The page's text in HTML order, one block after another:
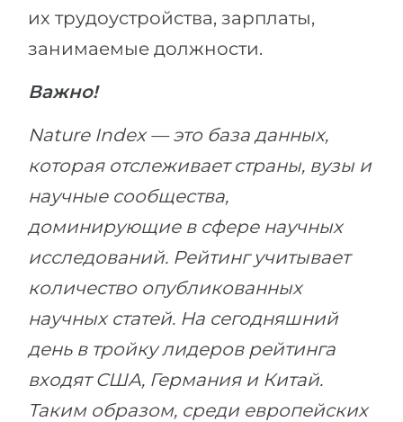
их трудоустройства, зарплаты,
занимаемые должности.
Важно!
Nature Index — это база данных,
которая отслеживает страны, вузы и
научные сообщества,
доминирующие в сфере научных
исследований. Рейтинг учитывает
количество опубликованных
научных статей. На сегодняшний
день в тройку лидеров рейтинга
входят США, Германия и Китай.
Таким образом, среди европейских